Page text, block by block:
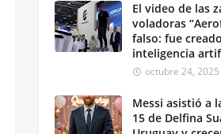
El video de las
voladoras
falso: fue
inteligencia
octubre 24, 2025
Messi asistió a
15 de Delfina